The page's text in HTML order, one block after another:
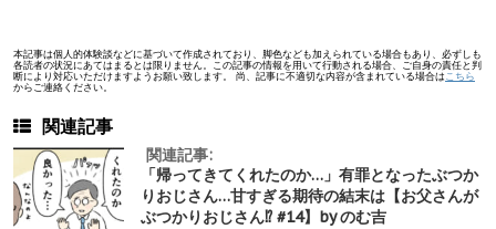
本記事は個人的体験談などに基づいて作成されており、脚色なども加えられている場合もあり、必ずしも
各読者の状況にあてはまるとは限りません。この記事の情報を用いて行動される場合、ご自身の責任と判
断により対応いただけますようお願い致します。 尚、記事に不適切な内容が含まれている場合はこちら
からご連絡ください。
関連記事
関連記事:
「帰ってきてくれたのか…」有罪となったぶつか
りおじさん…甘すぎる期待の結末は【お父さんが
ぶつかりおじさん⁉︎ #14】by のむ吉